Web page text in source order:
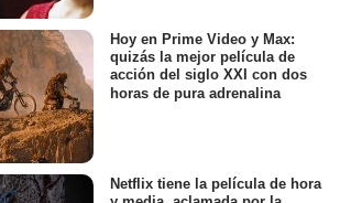
Hoy en Prime Video y Max:
quizás la mejor película de
acción del siglo XXI con dos
horas de pura adrenalina
Netflix tiene la película de hora